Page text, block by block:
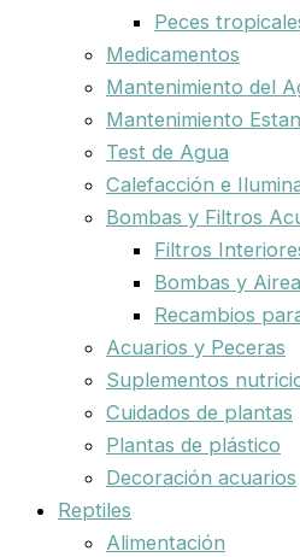
Peces
Medicamentos
Mantenimiento del
Mantenimiento
Test de Agua
Calefacción e
Bombas y Filtros
Filtros
Bombas y
Recambios
Acuarios y Peceras
Suplementos
Cuidados de plantas
Plantas de plástico
Decoración acuarios
Reptiles
Alimentación